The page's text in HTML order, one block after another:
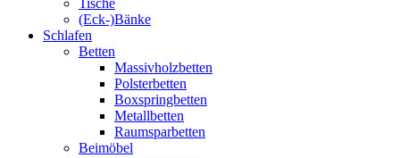
Tische
(Eck-)Bänke
Schlafen
Betten
Massivholzbetten
Polsterbetten
Boxspringbetten
Metallbetten
Raumsparbetten
Beimöbel